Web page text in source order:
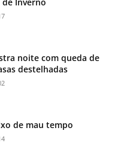
Inverno
noite com queda de
destelhadas
de mau tempo